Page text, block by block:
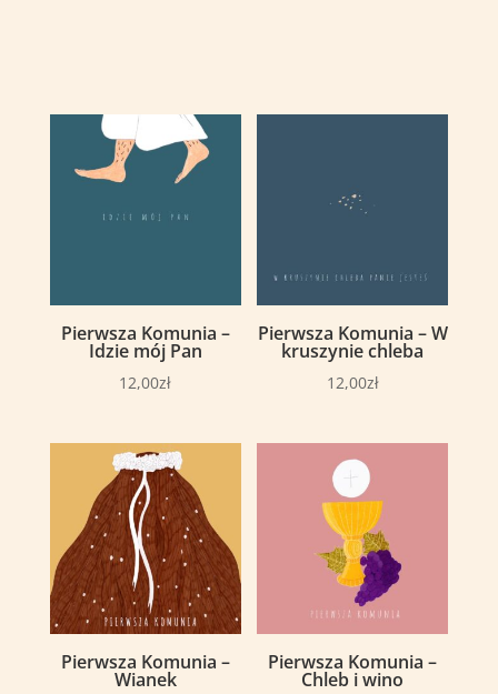
Pierwsza Komunia –
Idzie mój Pan
12,00zł
Pierwsza Komunia – W
kruszynie chleba
12,00zł
Pierwsza Komunia –
Wianek
Pierwsza Komunia –
Chleb i wino